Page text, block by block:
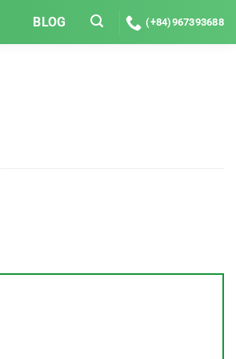
BLOG (+84)967393688